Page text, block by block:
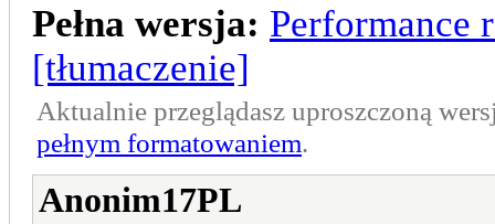
Pełna wersja: Performance
[tłumaczenie]
Aktualnie przeglądasz uproszczoną
pełnym formatowaniem.
Anonim17PL